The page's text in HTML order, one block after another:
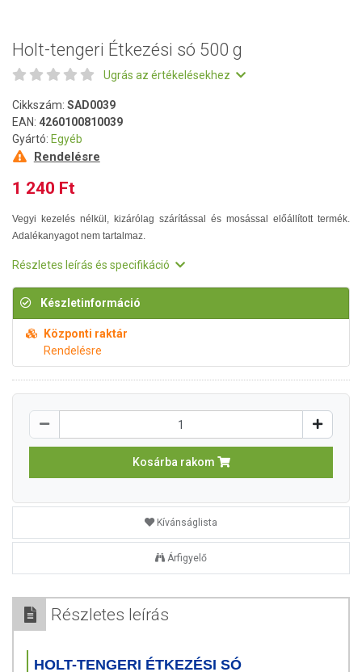
Holt-tengeri Étkezési só 500 g
Ugrás az értékelésekhez
Cikkszám: SAD0039
EAN: 4260100810039
Gyártó: Egyéb
Rendelésre
1 240 Ft
Vegyi kezelés nélkül, kizárólag szárítással és mosással előállított termék.
Adalékanyagot nem tartalmaz.
Részletes leírás és specifikáció
Készletinformáció
Központi raktár
Rendelésre
Kosárba rakom
Kívánságlista
Árfigyelő
Részletes leírás
HOLT-TENGERI ÉTKEZÉSI SÓ